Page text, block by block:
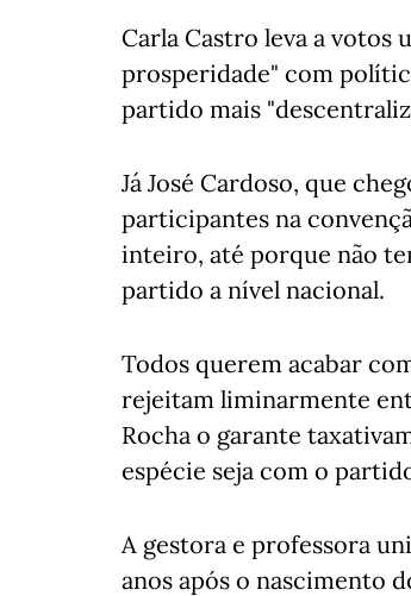
Carla Castro leva a votos
prosperidade" com
partido mais
Já José Cardoso, que
participantes na
inteiro, até porque não
partido a nível nacional.
Todos querem acabar
rejeitam liminarmente
Rocha o garante
espécie seja com o
A gestora e professora
anos após o nascimento